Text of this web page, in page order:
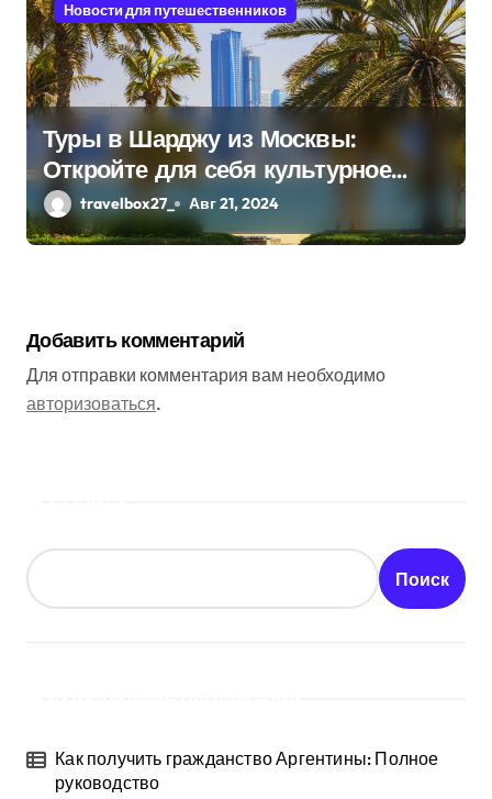
Новости для путешественников
Туры в Шарджу из Москвы:
Откройте для себя культурное
сердце ОАЭ
travelbox27_ Авг 21, 2024
Добавить комментарий
Для отправки комментария вам необходимо
авторизоваться.
Поиск
Как получить гражданство Аргентины: Полное
руководство